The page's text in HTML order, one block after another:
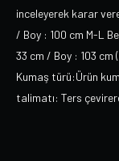
inceleyerek karar
/ Boy : 100 cm M-L
33 cm / Boy : 103
Kumaş türü:Ürün
talimatı: Ters